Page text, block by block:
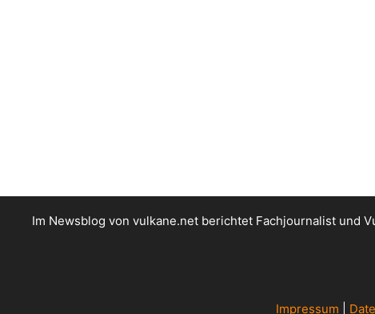
Im Newsblog von vulkane.net berichtet Fachjournalist und
Impressum